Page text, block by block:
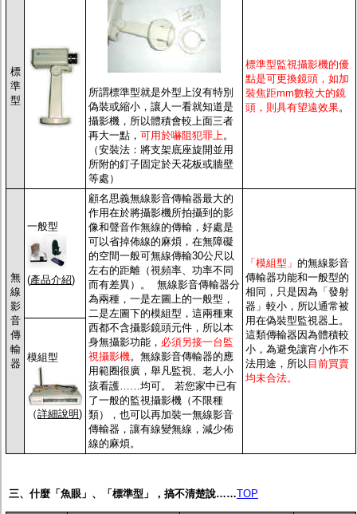
標
準
型
所謂標準型就是外型上沒有特別
偽裝或縮小，讓人一看就知道是
攝影機，所以體積會較上面三者
再大一點， 可用於嚇阻犯罪上 。
（安裝法：將支架底座旋開並用
所附的釘子固定於天花板或牆壁
等處）
標準型監視攝影機的優
點是可更換鏡頭，如加
裝焦距mm數較大的鏡
頭，則具有望遠效果。
無
線
影
音
傳
輸
器
一般型
(產品介紹)
顧名思義無線影音傳輸器最大的
作用在於將攝影機所拍攝到的影
像和聲音作無線的傳輸，好處是
可以省掉佈線的麻煩，在無障礙
的空間一般可無線傳輸30公尺以
左右的距離（視頻率、功率不同
而有差異）
。
無線影音傳輸器分
為兩種，一是左圖上的一般型，
二是左圖下的模組型，這兩種東
西都不含攝影鏡頭元件，所以本
身無攝影功能， 必須另接一台監
視攝影機。 無線影音傳輸器的應
用範圈很廣，舉凡監視、老人小
孩看護……均可。
若您家中已有
了一般的監視攝影機（不限種
類），也可以再加裝一無線影音
傳輸器，讓有線變無線，減少佈
線的麻煩。
「模組型」 的無線影音
傳輸器功能和一般型的
相同，只是因為「發射
器」較小，所以通常被
用在偽裝型監視器上。
這類傳輸器因為體積較
小，為避免讓宵小作不
法用途，所以 目前買賣
均未合法。
模組型
（詳細說明)
三、什麼「魚眼」、「標準型」， 搞不清楚說……TOP